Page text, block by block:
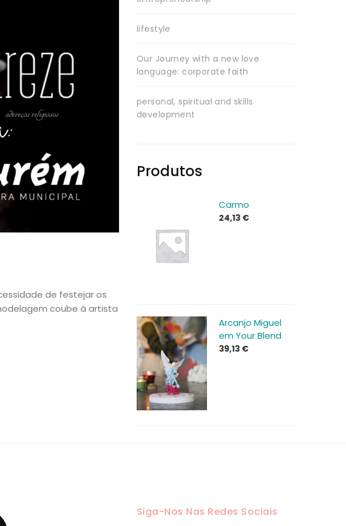
de festejar os
coube à artista
lifestyle
Our Journey with a new love
language: corporate faith
personal, spiritual and skills
development
Produtos
Carmo
24,13 €
Arcanjo Miguel
em Your Blend
39,13 €
Siga-Nos Nas Redes Sociais